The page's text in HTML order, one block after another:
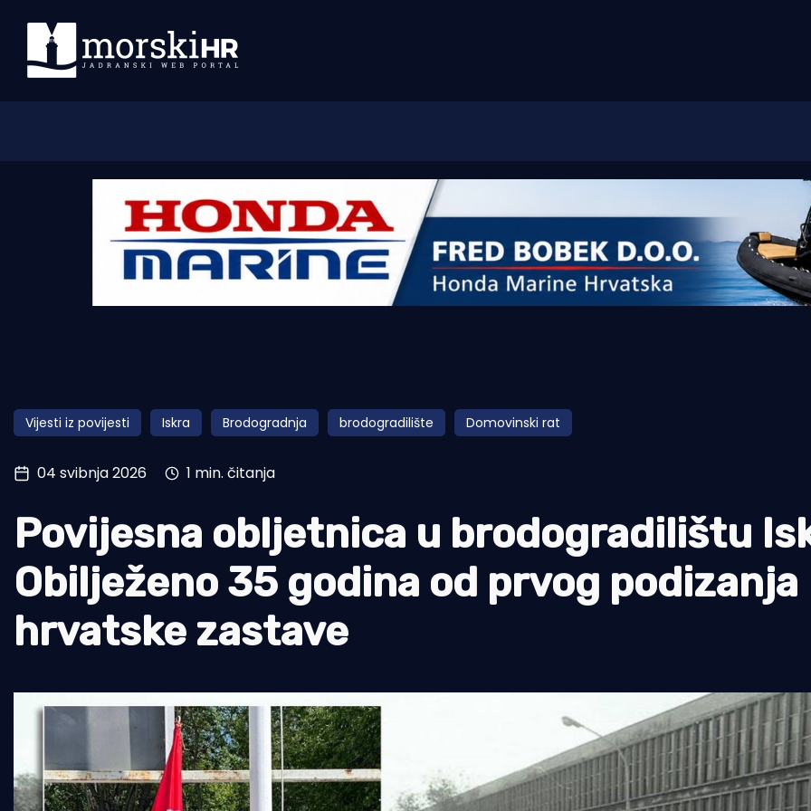
Morski plus
Pomorstvo
Ribolov
Tradicija i kultura
Vijesti iz povijesti Iskra Brodogradnja brodogradilište Domovinski rat
04 svibnja 2026 1 min. čitanja
Povijesna obljetnica u brodogradilištu
Obilježeno 35 godina od prvog podizanja
hrvatske zastave